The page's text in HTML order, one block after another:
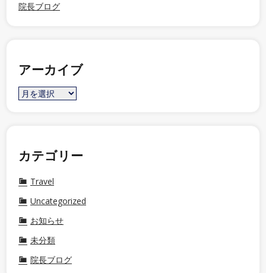
院長ブログ
アーカイブ
カテゴリー
Travel
Uncategorized
お知らせ
未分類
院長ブログ